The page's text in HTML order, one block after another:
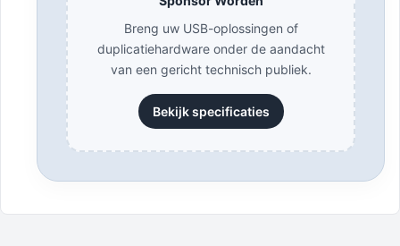
Breng uw USB-oplossingen of
duplicatiehardware onder de aandacht
van een gericht technisch publiek.
Bekijk specificaties